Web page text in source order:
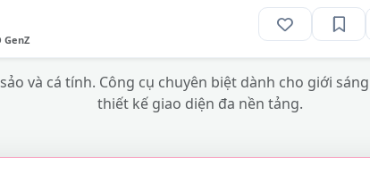
và cá tính. Công cụ chuyên biệt dành cho giới
thiết kế giao diện đa nền tảng.